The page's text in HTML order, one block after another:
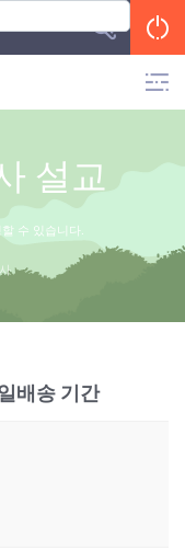
설교
수 있습니다.
배송 기간